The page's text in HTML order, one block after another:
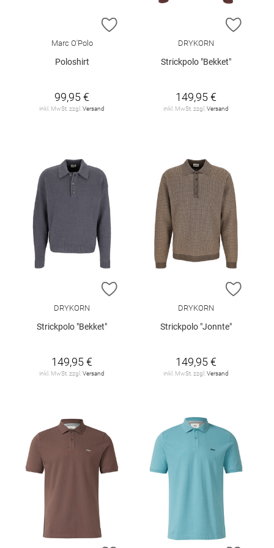
ZUR WUNSCHLISTE HINZUFÜGEN
Marc O'Polo
Poloshirt
99,95 €
inkl. MwSt. zzgl. Versand
ZUR
DRYKORN
Strickpolo "Bekket"
149,95 €
inkl. MwSt. zzgl. Versand
ZUR WUNSCHLISTE HINZUFÜGEN
DRYKORN
Strickpolo "Bekket"
149,95 €
inkl. MwSt. zzgl. Versand
ZUR
DRYKORN
Strickpolo "Jonnte"
149,95 €
inkl. MwSt. zzgl. Versand